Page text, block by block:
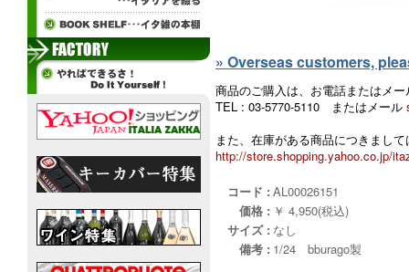
» Overseas customers,
商品のご購入は、お電話またはメ
TEL : 03-5770-5110 またはメール
また、在庫がある商品につきまし
http://store.shopping.yahoo.co.jp/
コード : AL00026151
価格 : ￥ 4,950(税込)
サイズ : なし
備考 : 1/24 bburago製